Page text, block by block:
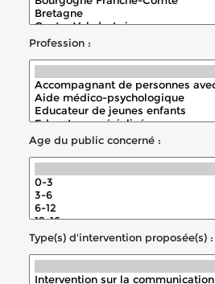
Profession :
Age du public concerné :
Type(s) d'intervention proposée(s) :